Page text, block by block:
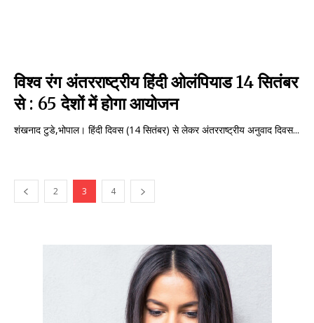
विश्व रंग अंतरराष्ट्रीय हिंदी ओलंपियाड 14 सितंबर
से : 65 देशों में होगा आयोजन
शंखनाद टुडे,भोपाल। हिंदी दिवस (14 सितंबर) से लेकर अंतरराष्ट्रीय अनुवाद दिवस...
2 3 4